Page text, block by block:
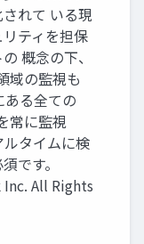
れて いる現
ティを担保
概念の下、
域の監視も
ある全ての
常に監視
ルタイムに検
です。
All Rights